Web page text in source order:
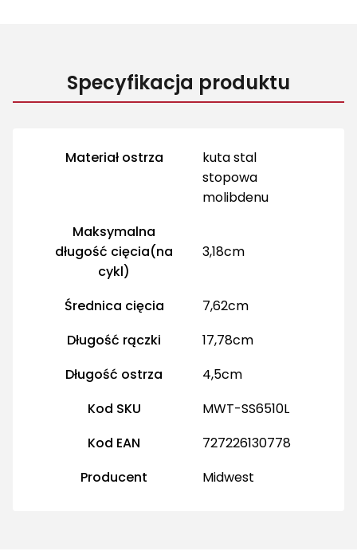
Specyfikacja produktu
Więcej informacji
Materiał ostrza
kuta stal
stopowa
molibdenu
Maksymalna
długość cięcia(na
cykl)
3,18cm
Średnica cięcia
7,62cm
Długość rączki
17,78cm
Długość ostrza
4,5cm
Kod SKU
MWT-SS6510L
Kod EAN
727226130778
Producent
Midwest